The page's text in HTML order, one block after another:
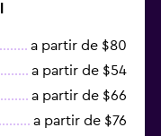
a partir de $80
a partir de $54
a partir de $66
a partir de $76